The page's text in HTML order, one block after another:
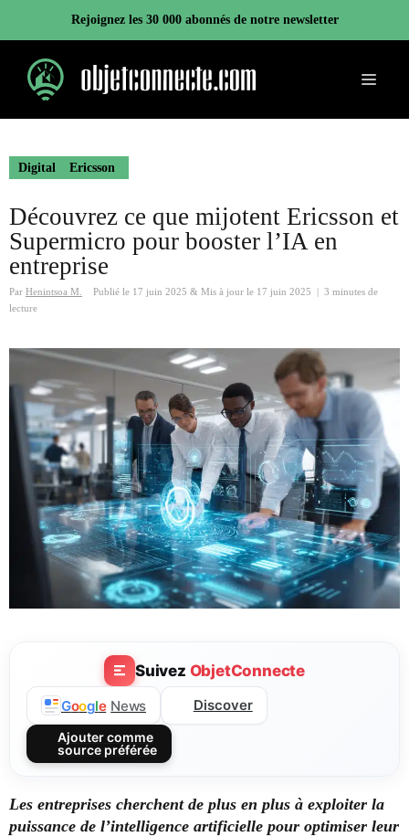
contenu
Rejoignez les 30 000 abonnés de notre newsletter
Menu
Digital Ericsson
Découvrez ce que mijotent Ericsson et
Supermicro pour booster l’IA en
entreprise
Par Henintsoa M. Publié le 17 juin 2025 & Mis à jour le 17 juin 2025
3 minutes de
lecture
Suivez ObjetConnecte
Google News Discover
Ajouter comme
source préférée
Les entreprises cherchent de plus en plus à exploiter la
puissance de l’intelligence artificielle pour optimiser leur